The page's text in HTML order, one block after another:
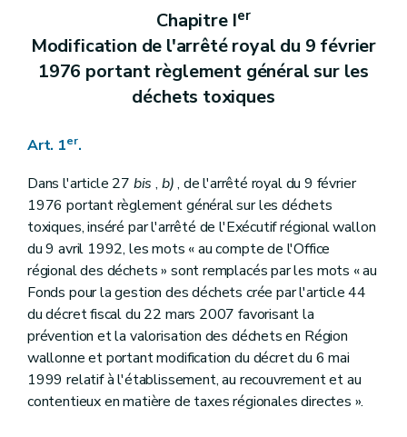
Chapitre Ier
Modification de l'arrêté royal du 9 février
1976 portant règlement général sur les
déchets toxiques
Art. 1er.
Dans l'article 27 bis , b), de l'arrêté royal du 9 février
1976 portant règlement général sur les déchets
toxiques, inséré par l'arrêté de l'Exécutif régional wallon
du 9 avril 1992, les mots « au compte de l'Office
régional des déchets » sont remplacés par les mots « au
Fonds pour la gestion des déchets crée par l'article 44
du décret fiscal du 22 mars 2007 favorisant la
prévention et la valorisation des déchets en Région
wallonne et portant modification du décret du 6 mai
1999 relatif à l'établissement, au recouvrement et au
contentieux en matière de taxes régionales directes ».